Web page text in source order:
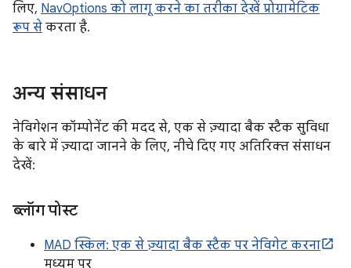
लिए, NavOptions को लागू करने का तरीका देखें प्रोग्रामेटिक
रूप से करता है.
अन्य संसाधन
नेविगेशन कॉम्पोनेंट की मदद से, एक से ज़्यादा बैक स्टैक सुविधा
के बारे में ज़्यादा जानने के लिए, नीचे दिए गए अतिरिक्त संसाधन
देखें:
ब्लॉग पोस्ट
MAD स्किल: एक से ज़्यादा बैक स्टैक पर नेविगेट करना
मध्यम पर